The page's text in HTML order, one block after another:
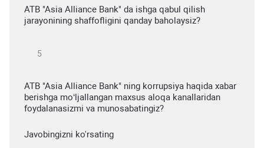
ATB "Asia Alliance Bank" da ishga qabul qilish
jarayonining shaffofligini qanday baholaysiz?
ATB "Asia Alliance Bank" ning korrupsiya haqida xabar
berishga mo‘ljallangan maxsus aloqa kanallaridan
foydalanasizmi va munosabatingiz?
Javobingizni ko'rsating